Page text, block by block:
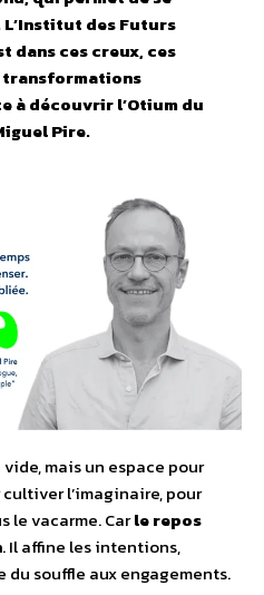
des Futurs
dans ces creux, ces
transformations
à découvrir l’Otium du
Pire.
vide, mais un espace pour
l’imaginaire, pour
le vacarme. Carle repos
. Il affine les intentions,
du souffle aux engagements.